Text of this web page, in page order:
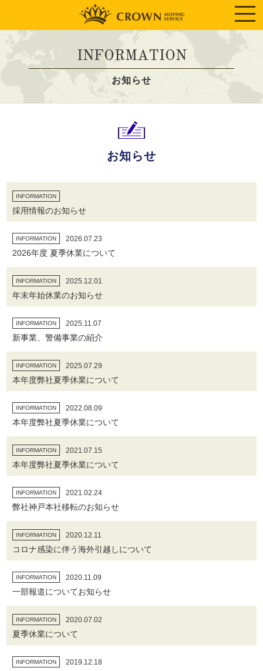
INFORMATION
お知らせ
お知らせ
INFORMATION
採用情報のお知らせ
INFORMATION 2026.07.23
2026年度 夏季休業について
INFORMATION 2025.12.01
年末年始休業のお知らせ
INFORMATION 2025.11.07
新事業、警備事業の紹介
INFORMATION 2025.07.29
本年度弊社夏季休業について
INFORMATION 2022.08.09
本年度弊社夏季休業について
INFORMATION 2021.07.15
本年度弊社夏季休業について
INFORMATION 2021.02.24
弊社神戸本社移転のお知らせ
INFORMATION 2020.12.11
コロナ感染に伴う海外引越しについて
INFORMATION 2020.11.09
一部報道についてお知らせ
INFORMATION 2020.07.02
夏季休業について
INFORMATION 2019.12.18